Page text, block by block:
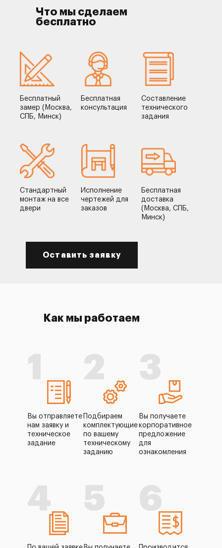
Что мы сделаем
бесплатно
Бесплатный
замер (Москва,
СПБ, Минск)
Бесплатная
консультация
Составление
технического
задания
Стандартный
монтаж на все
двери
Исполнение
чертежей для
заказов
Бесплатная
доставка
(Москва, СПБ,
Минск)
Оставить заявку
Как мы работаем
1
Вы отправляете
нам заявку и
техническое
задание
2
Подбираем
комплектующие
по вашему
техническому
заданию
3
Вы получаете
корпоративное
предложение
для
ознакомления
4 5 6